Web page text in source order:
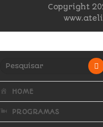
Copyright
HOME
PROGRAMAS